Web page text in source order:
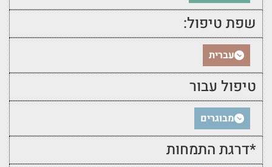
שפת טיפול:
עברית
טיפול עבור
מבוגרים
*דרגת התמחות